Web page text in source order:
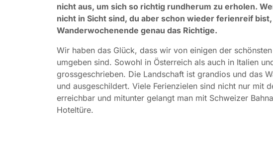
nicht aus, um sich so richtig rundherum zu erholen.
nicht in Sicht sind, du aber schon wieder ferienreif
Wanderwochenende genau das Richtige.
Wir haben das Glück, dass wir von einigen der
umgeben sind. Sowohl in Österreich als auch in Italien
grossgeschrieben. Die Landschaft ist grandios und das
und ausgeschildert. Viele Ferienzielen sind nicht nur mit
erreichbar und mitunter gelangt man mit Schweizer
Hoteltüre.